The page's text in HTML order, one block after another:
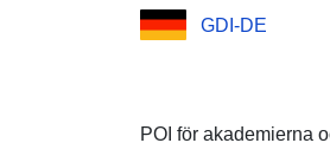
GDI-DE
POI för akademierna